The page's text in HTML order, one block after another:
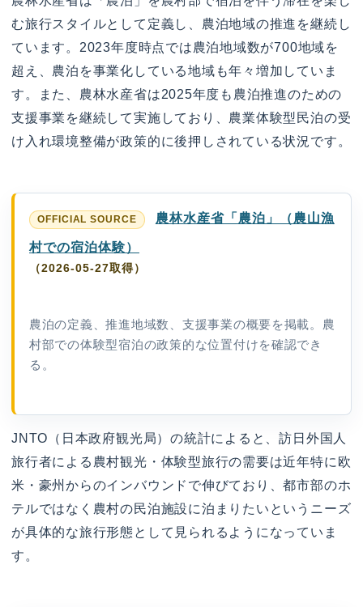
む旅行スタイルとして定義し、農泊地域の推進を継続し
ています。2023年度時点では農泊地域数が700地域を
超え、農泊を事業化している地域も年々増加していま
す。また、農林水産省は2025年度も農泊推進のための
支援事業を継続して実施しており、農業体験型民泊の受
け入れ環境整備が政策的に後押しされている状況です。
農林水産省「農泊」（農山漁
村での宿泊体験）
（2026-05-27取得）
農泊の定義、推進地域数、支援事業の概要を掲載。農
村部での体験型宿泊の政策的な位置付けを確認でき
る。
JNTO（日本政府観光局）の統計によると、訪日外国人
旅行者による農村観光・体験型旅行の需要は近年特に欧
米・豪州からのインバウンドで伸びており、都市部のホ
テルではなく農村の民泊施設に泊まりたいというニーズ
が具体的な旅行形態として見られるようになっていま
す。